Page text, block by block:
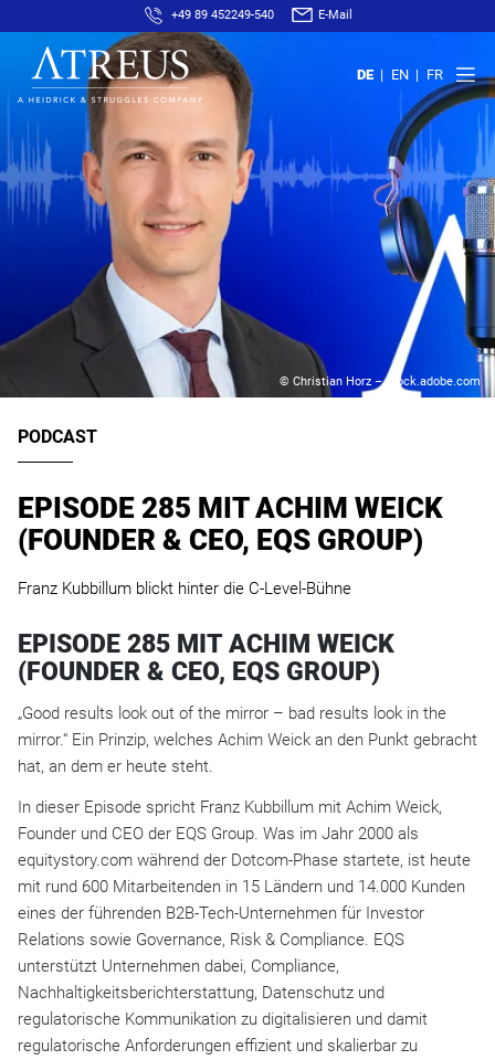
+49 89 452249-540 E-Mail
DE EN FR
© Christian Horz – stock.adobe.com
PODCAST
EPISODE 285 MIT ACHIM WEICK
(FOUNDER & CEO, EQS GROUP)
Franz Kubbillum blickt hinter die C-Level-Bühne
EPISODE 285 MIT ACHIM WEICK
(FOUNDER & CEO, EQS GROUP)
„Good results look out of the mirror – bad results look in the
mirror.“ Ein Prinzip, welches Achim Weick an den Punkt gebracht
hat, an dem er heute steht.
In dieser Episode spricht Franz Kubbillum mit Achim Weick,
Founder und CEO der EQS Group. Was im Jahr 2000 als
equitystory.com während der Dotcom-Phase startete, ist heute
mit rund 600 Mitarbeitenden in 15 Ländern und 14.000 Kunden
eines der führenden B2B-Tech-Unternehmen für Investor
Relations sowie Governance, Risk & Compliance. EQS
unterstützt Unternehmen dabei, Compliance,
Nachhaltigkeitsberichterstattung, Datenschutz und
regulatorische Kommunikation zu digitalisieren und damit
regulatorische Anforderungen effizient und skalierbar zu